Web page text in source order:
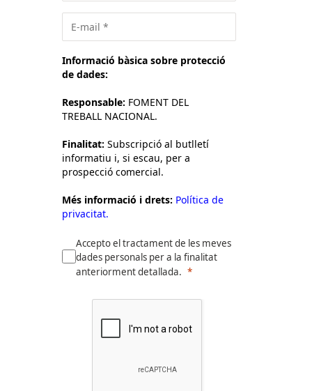
Informació bàsica sobre protecció
de dades:
Responsable: FOMENT DEL
TREBALL NACIONAL.
Finalitat: Subscripció al butlletí
informatiu i, si escau, per a
prospecció comercial.
Més informació i drets: Política de
privacitat.
Accepto el tractament de les meves
dades personals per a la finalitat
anteriorment detallada.